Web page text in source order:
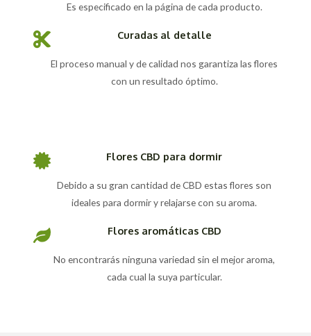
Es especificado en la página de cada producto.
Curadas al detalle
El proceso manual y de calidad nos garantiza las flores
con un resultado óptimo.
Flores CBD para dormir
Debido a su gran cantidad de CBD estas flores son
ideales para dormir y relajarse con su aroma.
Flores aromáticas CBD
No encontrarás ninguna variedad sin el mejor aroma,
cada cual la suya particular.